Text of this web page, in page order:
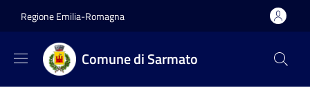
Regione Emilia-Romagna
Comune di Sarmato